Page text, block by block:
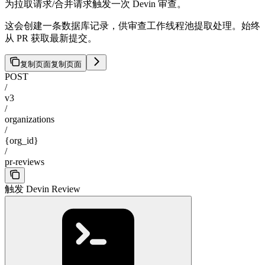
为拉取请求/合并请求触发一次 Devin 审查。
这会创建一条数据库记录，供审查工作线程池提取处理。始终
从 PR 获取最新提交。
复制页面复制页面
POST
/
v3
/
organizations
/
{org_id}
/
pr-reviews
触发 Devin Review